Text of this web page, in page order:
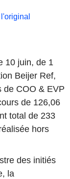
10 juin, de 1
Beijer Ref,
de COO & EVP
de 126,06
total de 233
hors
des initiés
la